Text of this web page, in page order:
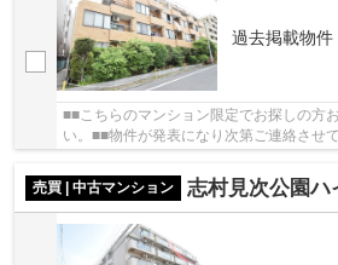
過去掲載物件
■■こちらのマンション限定でお探しの方
い。■■物件が発表になり次第ご連絡させて
売買 | 中古マンション 志村見次公園ハ